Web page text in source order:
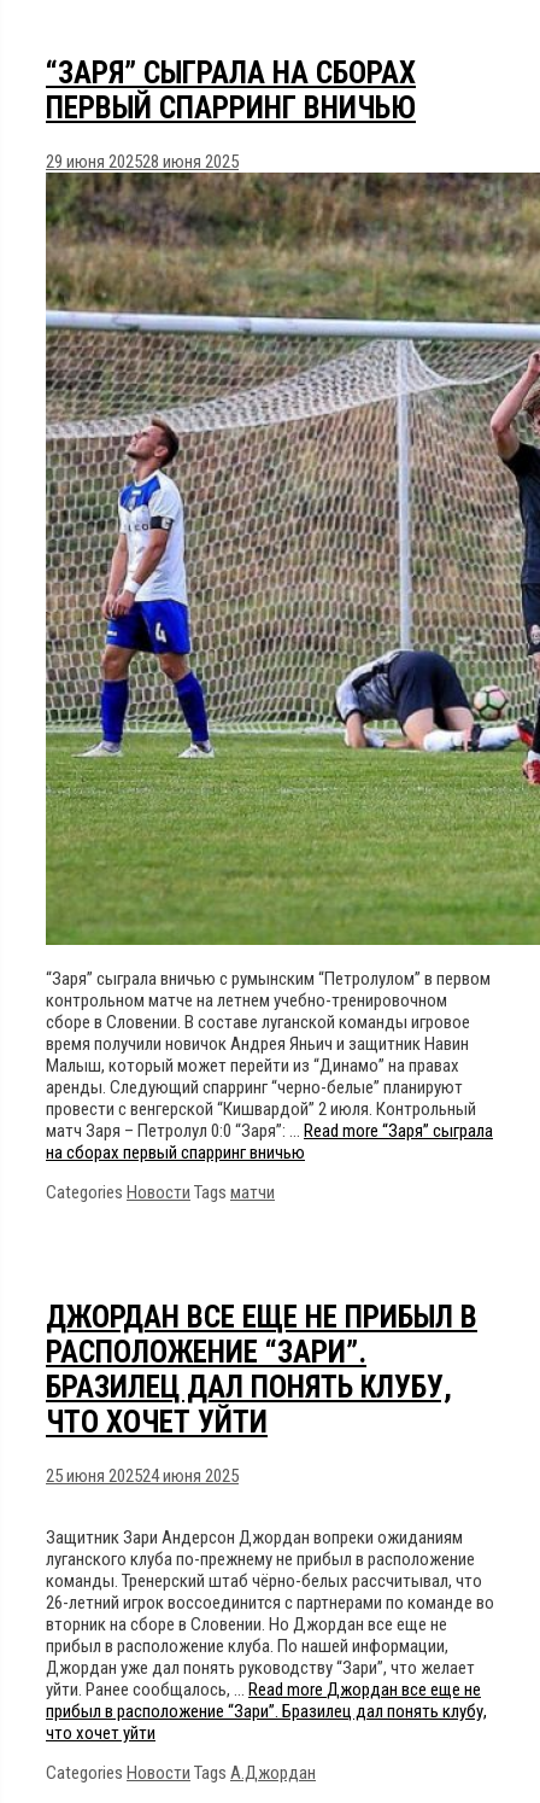
“ЗАРЯ” СЫГРАЛА НА СБОРАХ
ПЕРВЫЙ СПАРРИНГ ВНИЧЬЮ
29 июня 202528 июня 2025
“Заря” сыграла вничью с румынским “Петролулом” в первом
контрольном матче на летнем учебно-тренировочном
сборе в Словении. В составе луганской команды игровое
время получили новичок Андрея Яньич и защитник Навин
Малыш, который может перейти из “Динамо” на правах
аренды. Следующий спарринг “черно-белые” планируют
провести с венгерской “Кишвардой” 2 июля. Контрольный
матч Заря – Петролул 0:0 “Заря”: … Read more “Заря” сыграла
на сборах первый спарринг вничью
Categories Новости Tags матчи
ДЖОРДАН ВСЕ ЕЩЕ НЕ ПРИБЫЛ В
РАСПОЛОЖЕНИЕ “ЗАРИ”.
БРАЗИЛЕЦ ДАЛ ПОНЯТЬ КЛУБУ,
ЧТО ХОЧЕТ УЙТИ
25 июня 202524 июня 2025
Защитник Зари Андерсон Джордан вопреки ожиданиям
луганского клуба по-прежнему не прибыл в расположение
команды. Тренерский штаб чёрно-белых рассчитывал, что
26-летний игрок воссоединится с партнерами по команде во
вторник на сборе в Словении. Но Джордан все еще не
прибыл в расположение клуба. По нашей информации,
Джордан уже дал понять руководству “Зари”, что желает
уйти. Ранее сообщалось, … Read more Джордан все еще не
прибыл в расположение “Зари”. Бразилец дал понять клубу,
что хочет уйти
Categories Новости Tags А.Джордан